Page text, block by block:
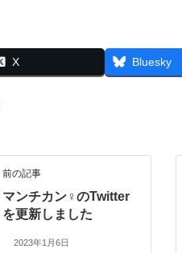
X Bluesky
前の記事
マンチカン♀のTwitter
を更新しました
2023年1月6日